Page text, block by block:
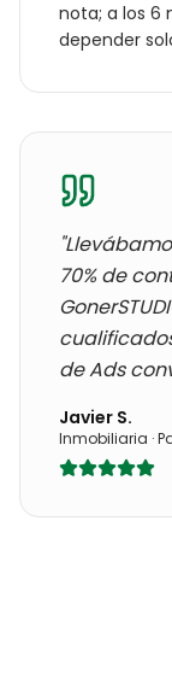
nota; a los 6
depender
70% de
de Ads
Javier S.
Inmobiliaria ·